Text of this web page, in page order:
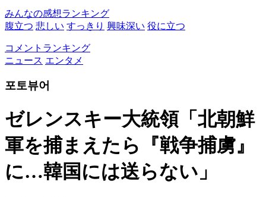
みんなの感想ランキング
腹立つ 悲しい すっきり 興味深い 役に立つ
コメントランキング
ニュース エンタメ
포토뷰어
ゼレンスキー大統領「北朝鮮
軍を捕まえたら『戦争捕虜』
に…韓国には送らない」